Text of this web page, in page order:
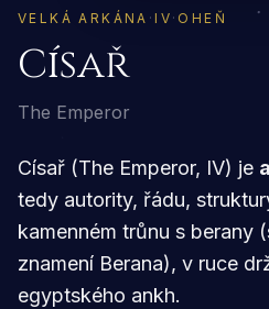
VELKÁ ARKÁNA ·IV · OHEŇ
Císař
The Emperor
Císař (The Emperor, IV) je
tedy autority, řádu,
kamenném trůnu s berany
znamení Berana), v ruce
egyptského ankh.